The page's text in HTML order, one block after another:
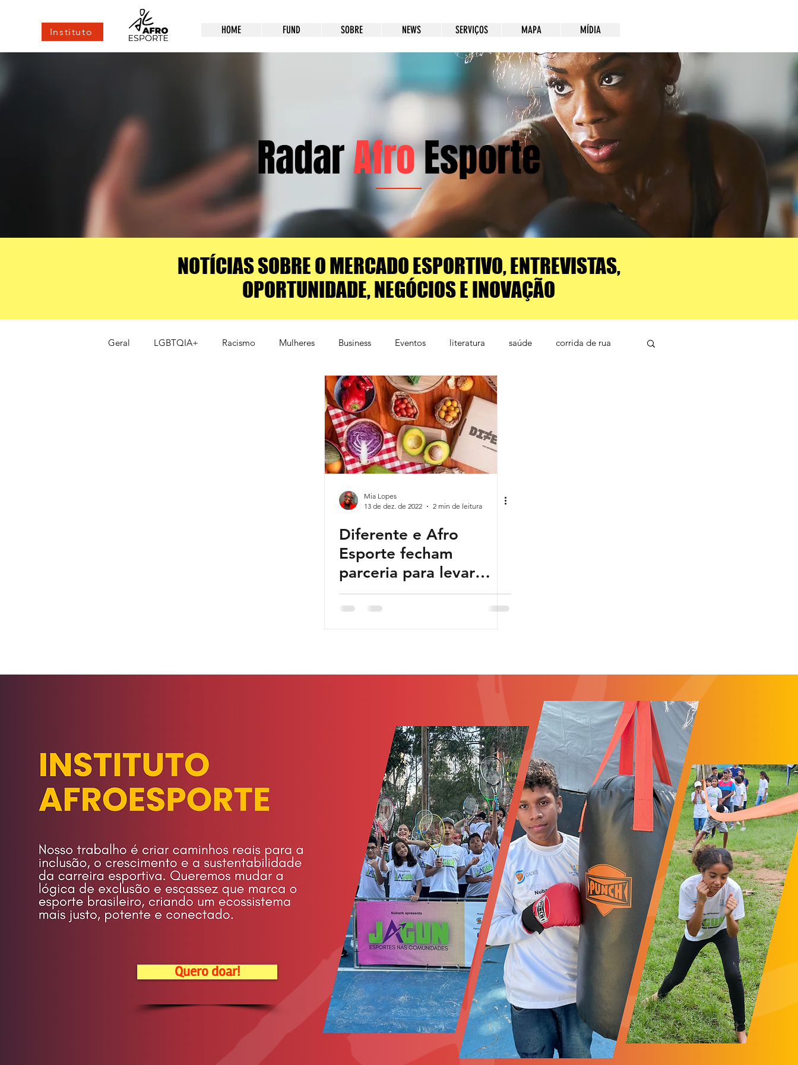
HOME FUND SOBRE NEWS SERVIÇOS MAPA MÍDIA
Instituto
RadarAfroEsporte
NOTÍCIAS SOBRE O MERCADO ESPORTIVO, ENTREVISTAS,
OPORTUNIDADE, NEGÓCIOS E INOVAÇÃO
Geral LGBTQIA+ Racismo Mulheres Business Eventos literatura saúde corrida de rua
Educação Patrocínio Comunicação
Mia Lopes
13 de dez. de 2022
2 min de leitura
Diferente e Afro
Esporte fecham
parceria para levar
alimentação saudável
para atletas negros
Quero doar!